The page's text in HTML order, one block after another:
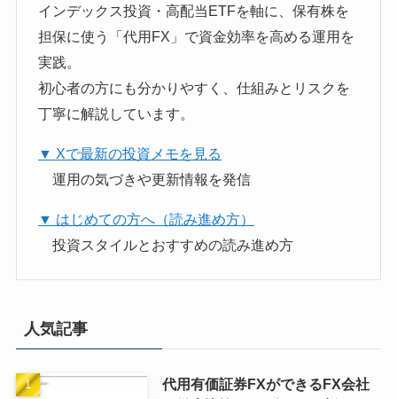
インデックス投資・高配当ETFを軸に、保有株を
担保に使う「代用FX」で資金効率を高める運用を
実践。
初心者の方にも分かりやすく、仕組みとリスクを
丁寧に解説しています。
▼ Xで最新の投資メモを見る
運用の気づきや更新情報を発信
▼ はじめての方へ（読み進め方）
投資スタイルとおすすめの読み進め方
人気記事
代用有価証券FXができるFX会社